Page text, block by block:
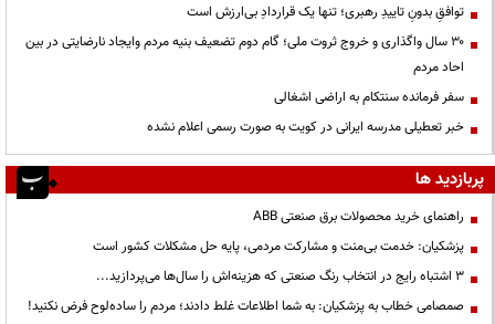
توافقِ بدونِ تاییدِ رهبری؛ تنها یک قراردادِ بی‌ارزش است
۳۰ سال واگذاری و خروج ثروت ملی؛ گام دوم تضعیف بنیه مردم وایجاد نارضایتی در بین
احاد مردم
سفر فرمانده سنتکام به اراضی اشغالی
خبر تعطیلی مدرسه ایرانی در کویت به صورت رسمی اعلام نشده
پربازدید ها
راهنمای خرید محصولات برق صنعتی ABB
پزشکیان: خدمت بی‌منت و مشارکت مردمی، پایه حل مشکلات کشور است
3 اشتباه رایج در انتخاب رنگ صنعتی که هزینه‌اش را سال‌ها می‌پردازید...
صمصامی خطاب به پزشکیان: به شما اطلاعات غلط دادند؛ مردم را ساده‌لوح فرض نکنید!